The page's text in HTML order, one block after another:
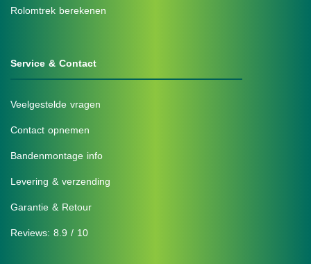
Rolomtrek berekenen
Service & Contact
Veelgestelde vragen
Contact opnemen
Bandenmontage info
Levering & verzending
Garantie & Retour
Reviews: 8.9 / 10